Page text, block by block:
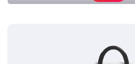
Sem elementos